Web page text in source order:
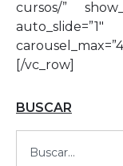
cursos/”
[/vc_row]
BUSCAR